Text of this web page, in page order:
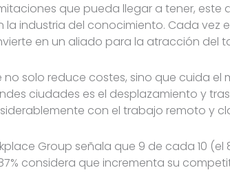
que pueda llegar a tener,
la industria del conocimiento. Cada
en un aliado para la atracción del
no solo reduce costes, sino que cuida
ciudades es el desplazamiento y
con el trabajo remoto y
Group señala que 9 de cada 10
considera que incrementa su